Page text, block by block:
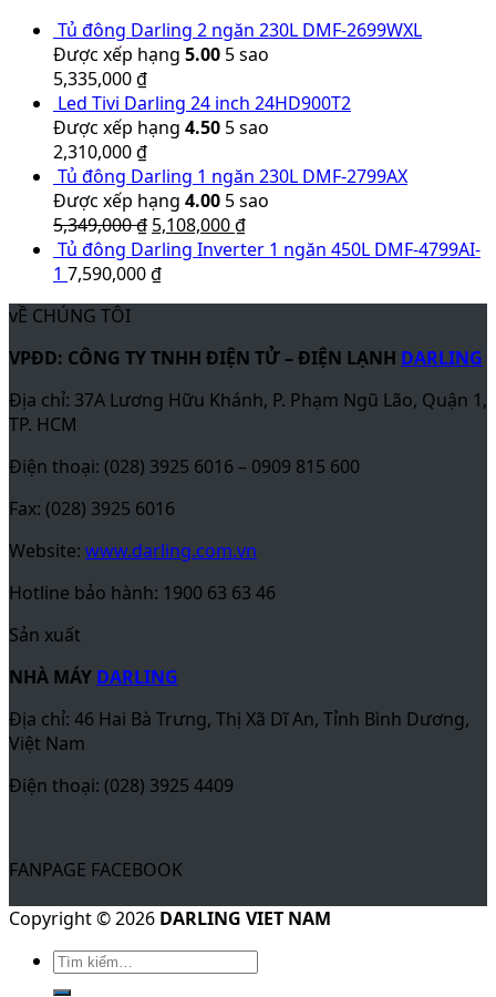
Tủ đông Darling 2 ngăn 230L DMF-2699WXL
Được xếp hạng 5.00 5 sao
5,335,000₫
Led Tivi Darling 24 inch 24HD900T2
Được xếp hạng 4.50 5 sao
2,310,000₫
Tủ đông Darling 1 ngăn 230L DMF-2799AX
Được xếp hạng 4.00 5 sao
5,349,000₫ 5,108,000₫
Tủ đông Darling Inverter 1 ngăn 450L DMF-4799AI-
1 7,590,000₫
vỀ CHÚNG TÔI
VPĐD: CÔNG TY TNHH ĐIỆN TỬ – ĐIỆN LẠNH DARLING
Địa chỉ: 37A Lương Hữu Khánh, P. Phạm Ngũ Lão, Quận 1,
TP. HCM
Điện thoại: (028) 3925 6016 – 0909 815 600
Fax: (028) 3925 6016
Website: www.darling.com.vn
Hotline bảo hành: 1900 63 63 46
Sản xuất
NHÀ MÁY DARLING
Địa chỉ: 46 Hai Bà Trưng, Thị Xã Dĩ An, Tỉnh Bình Dương,
Việt Nam
Điện thoại: (028) 3925 4409
FANPAGE FACEBOOK
Copyright © 2026 DARLING VIET NAM